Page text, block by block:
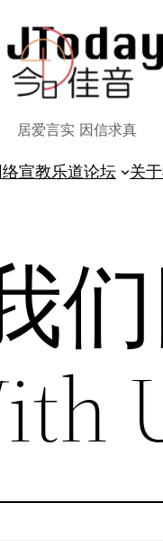
居爱言实 因信求真
宣教乐道论坛 关